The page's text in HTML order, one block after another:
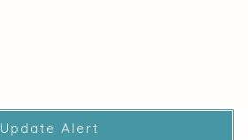
Update Alert